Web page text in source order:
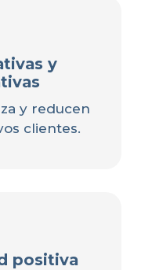
y
y reducen
clientes.
positiva